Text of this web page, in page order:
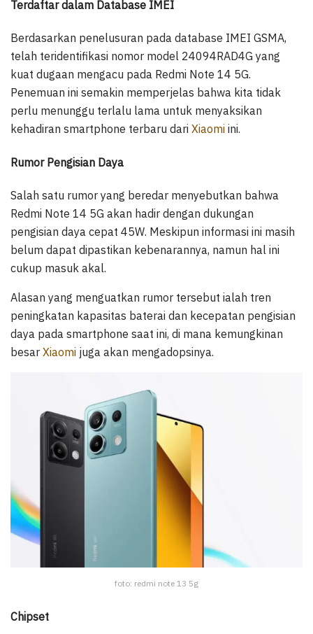
Terdaftar dalam Database IMEI
Berdasarkan penelusuran pada database IMEI GSMA,
telah teridentifikasi nomor model 24094RAD4G yang
kuat dugaan mengacu pada Redmi Note 14 5G.
Penemuan ini semakin memperjelas bahwa kita tidak
perlu menunggu terlalu lama untuk menyaksikan
kehadiran smartphone terbaru dari Xiaomi ini.
Rumor Pengisian Daya
Salah satu rumor yang beredar menyebutkan bahwa
Redmi Note 14 5G akan hadir dengan dukungan
pengisian daya cepat 45W. Meskipun informasi ini masih
belum dapat dipastikan kebenarannya, namun hal ini
cukup masuk akal.
Alasan yang menguatkan rumor tersebut ialah tren
peningkatan kapasitas baterai dan kecepatan pengisian
daya pada smartphone saat ini, di mana kemungkinan
besar Xiaomi juga akan mengadopsinya.
foto: redmi note 13 5g
Chipset